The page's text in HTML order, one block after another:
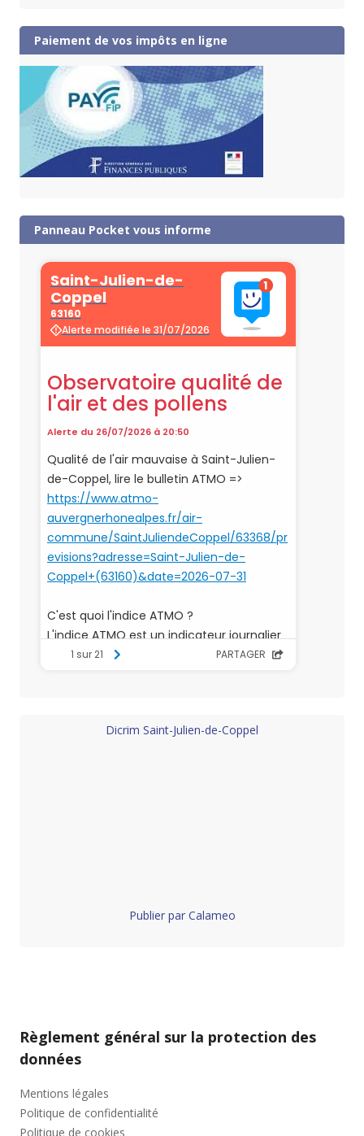
Paiement de vos impôts en ligne
Panneau Pocket vous informe
Dicrim Saint-Julien-de-Coppel
Publier par Calameo
Règlement général sur la protection des
données
Mentions légales
Politique de confidentialité
Politique de cookies